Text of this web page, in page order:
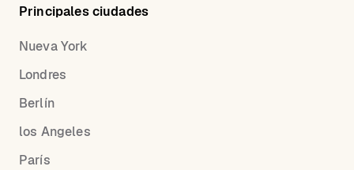
Principales ciudades
Nueva York
Londres
Berlín
los Angeles
París